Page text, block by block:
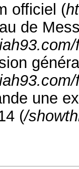
officiel (
de
une
(/